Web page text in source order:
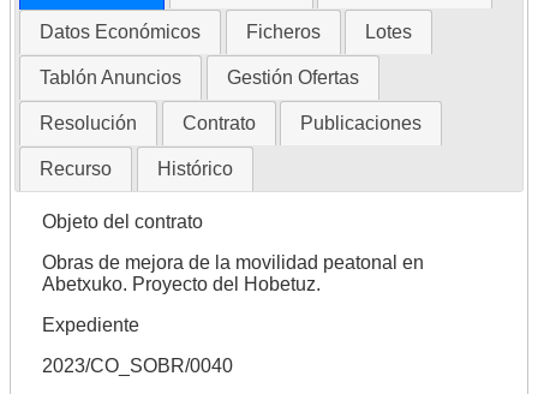
Datos Económicos Ficheros Lotes
Tablón Anuncios Gestión Ofertas
Resolución Contrato Publicaciones
Recurso Histórico
Objeto del contrato
Obras de mejora de la movilidad peatonal en
Abetxuko. Proyecto del Hobetuz.
Expediente
2023/CO_SOBR/0040